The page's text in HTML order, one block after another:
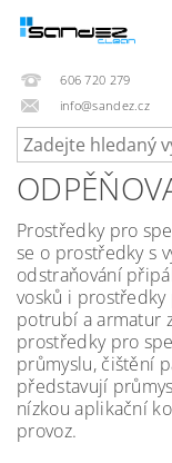
606 720 279
info@sandez.cz
Prostředky pro
se o prostředky s
odstraňování
vosků i
potrubí a armatur
prostředky pro
průmyslu, čištění
představují
nízkou aplikační
provoz.